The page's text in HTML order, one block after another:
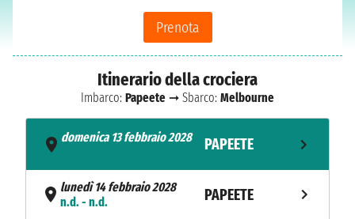
Prenota
Itinerario della crociera
Imbarco: Papeete ➞ Sbarco: Melbourne
domenica 13 febbraio 2028
PAPEETE
lunedì 14 febbraio 2028
n.d. - n.d.
PAPEETE